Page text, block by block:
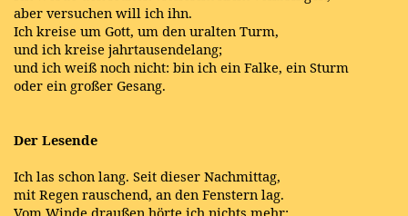
aber versuchen will ich ihn.
Ich kreise um Gott, um den uralten Turm,
und ich kreise jahrtausendelang;
und ich weiß noch nicht: bin ich ein Falke, ein Sturm
oder ein großer Gesang.
Der Lesende
Ich las schon lang. Seit dieser Nachmittag,
mit Regen rauschend, an den Fenstern lag.
Vom Winde draußen hörte ich nichts mehr: